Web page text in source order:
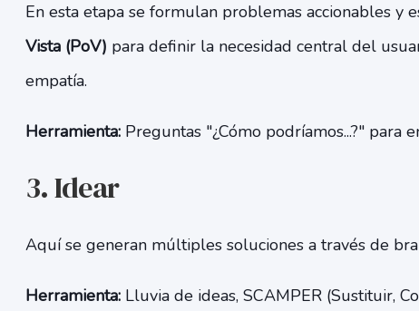
En esta etapa se formulan problemas accionables y
Vista (PoV) para definir la necesidad central del
empatía.
Herramienta:Preguntas "¿Cómo podríamos...?" para
3. Idear
Aquí se generan múltiples soluciones a través de
Herramienta:Lluvia de ideas, SCAMPER (Sustituir,